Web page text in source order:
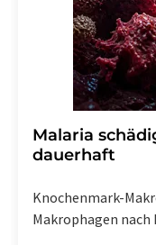
Malaria
dauerhaft
Knochenmark-
Makrophagen